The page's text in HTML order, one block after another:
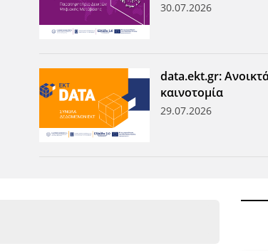
30.07.2026
data.ekt.gr:
καινοτομία
29.07.2026